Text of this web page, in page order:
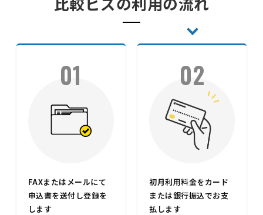
01
FAXまたはメールにて
申込書を送付し登録を
します
02
初月利用料金をカード
または銀行振込でお支
払します